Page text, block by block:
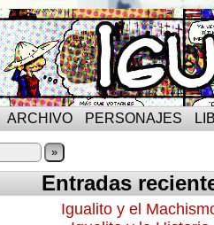
ARCHIVO PERSONAJES
»
Entradas
Igualito y el